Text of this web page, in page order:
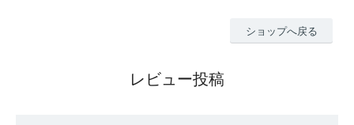
ショップへ戻る
レビュー投稿